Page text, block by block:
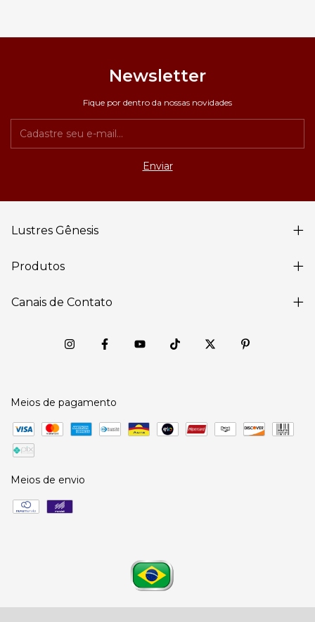
Newsletter
Fique por dentro da nossas novidades
Lustres Gênesis
Produtos
Canais de Contato
Meios de pagamento
Meios de envio